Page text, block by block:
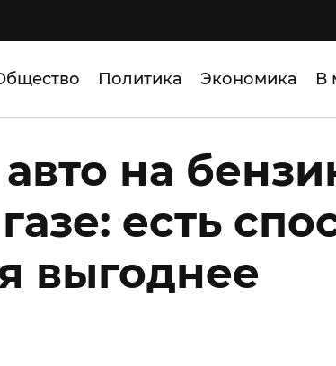
Политика Экономика В
на
есть
выгоднее